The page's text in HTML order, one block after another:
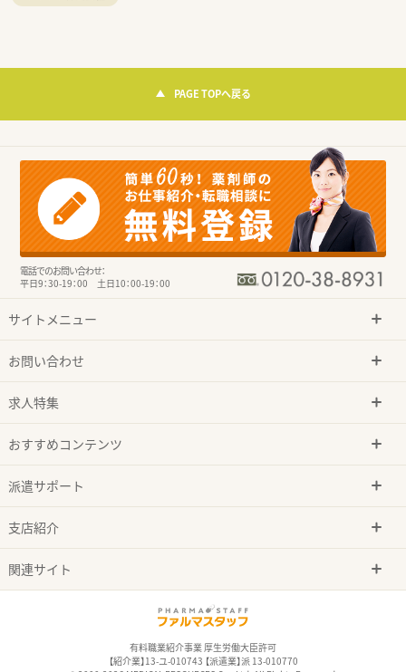
PAGE TOPへ戻る
電話でのお問い合わせ：
平日9：30-19：00 土日10：00-19：00
サイトメニュー
お問い合わせ
求人特集
おすすめコンテンツ
派遣サポート
支店紹介
関連サイト
有料職業紹介事業 厚生労働大臣許可
【紹介業】13-ユ-010743 【派遣業】派 13-010770